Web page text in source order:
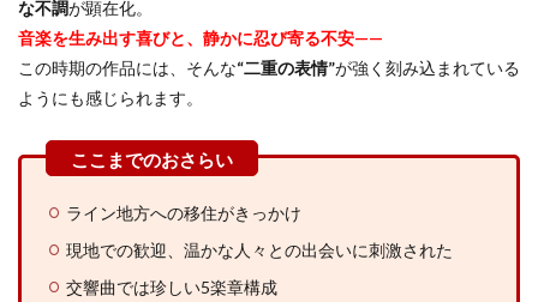
な不調が顕在化。
音楽を生み出す喜びと、静かに忍び寄る不安——
この時期の作品には、そんな“二重の表情”が強く刻み込まれている
ようにも感じられます。
ライン地方への移住がきっかけ
現地での歓迎、温かな人々との出会いに刺激された
交響曲では珍しい5楽章構成